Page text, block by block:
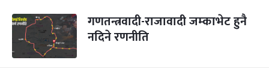
गणतन्त्रवादी-राजावादी जम्काभेट हुनै
नदिने रणनीति